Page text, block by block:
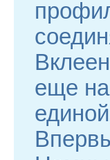
еще на